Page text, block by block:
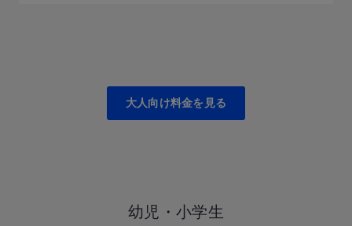
大人向け料金を見る
幼児・小学生